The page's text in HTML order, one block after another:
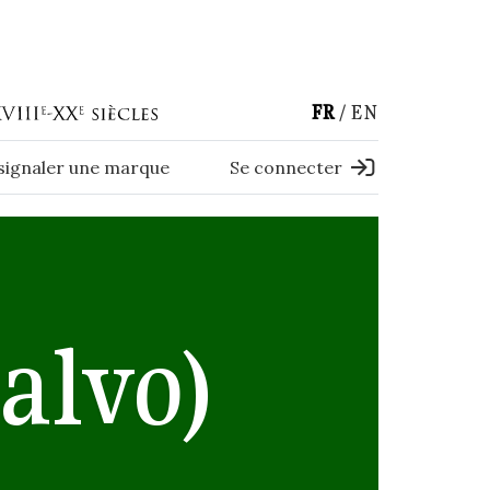
FR EN
une marque Se connecter